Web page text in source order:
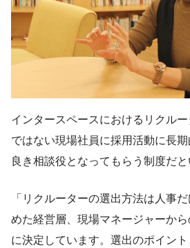
インタースペースにおけるリクル
ではない現場社員に採用活動に長期
良き相談役となってもらう制度だと
「リクルーターの選出方法は人事
めた経営層、現場マネージャーか
に決定しています。選出のポイン